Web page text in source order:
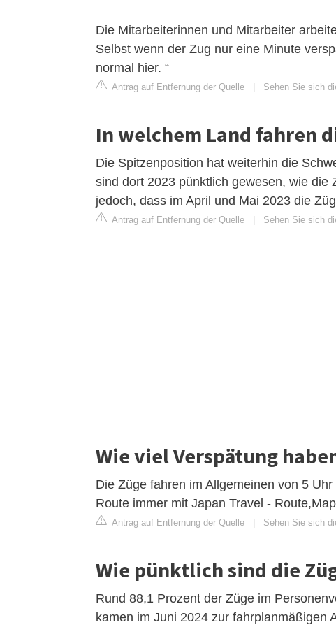
Die Mitarbeiterinnen und Mitarbeiter
Selbst wenn der Zug nur eine Minute
normal hier. “
Antrag auf Entfernung der Quelle Sehen Sie sich
In welchem Land fahren
Die Spitzenposition hat weiterhin die
sind dort 2023 pünktlich gewesen, wie
jedoch, dass im April und Mai 2023 die
Antrag auf Entfernung der Quelle Sehen Sie sich
Wie viel Verspätung
Die Züge fahren im Allgemeinen von 5
Route immer mit Japan Travel -
Antrag auf Entfernung der Quelle Sehen Sie sich
Wie pünktlich sind die
Rund 88,1 Prozent der Züge im
kamen im Juni 2024 zur fahrplanmäßigen